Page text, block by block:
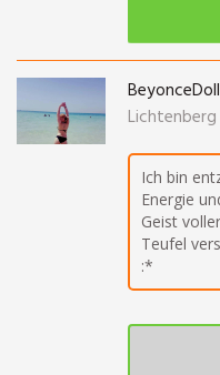
Ich bin
Energie
Geist
Teufel
:*